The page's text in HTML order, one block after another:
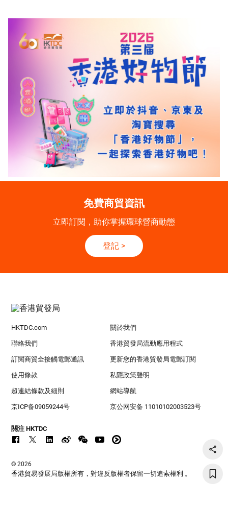
免費商貿資訊
立即訂閱，助你掌握環球營商動態
登記 >
HKTDC.com 關於我們
聯絡我們 香港貿發局流動應用程式
訂閱商貿全接觸電郵通訊 更新您的香港貿發局電郵訂閱
使用條款 私隱政策聲明
超連結條款及細則 網站導航
京ICP备09059244号 京公网安备 11010102003523号
關注 HKTDC
© 2026
香港貿易發展局版權所有，對違反版權者保留一切追索權利 。